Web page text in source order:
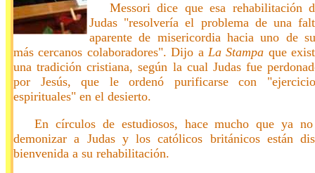
Messori dice que esa rehabilitación
Judas "resolvería el problema de una
aparente de misericordia hacia uno de
más cercanos colaboradores". Dijo a La Stampa que
una tradición cristiana, según la cual Judas fue
por Jesús, que le ordenó purificarse con
espirituales" en el desierto.
En círculos de estudiosos, hace mucho que ya no
demonizar a Judas y los católicos británicos están
bienvenida a su rehabilitación.